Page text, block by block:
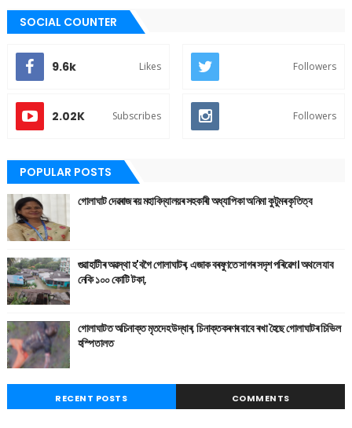
SOCIAL COUNTER
9.6k Likes Followers
2.02K Subscribes Followers
POPULAR POSTS
গোলাঘাট দেৱৰাজ ৰয় মহাবিদ্যালয়ৰ সহকাৰী অধ্যাপিকা অনিমা কুটুমৰ কৃতিত্ব
গুৱাহাটীৰ অৱস্থা হ'বগৈ গোলাঘাটৰ, এজাক বৰষুণতে সাগৰ সদৃশ পৰিৱেশ। অথলে যাব
নেকি ১০০ কোটি টকা,
গোলাঘাটত অচিনাক্ত মৃতদেহ উদ্ধাৰ, চিনাক্তকৰণৰ বাবে ৰখা হৈছে গোলাঘাটৰ চিভিল
হস্পিতালত
RECENT POSTS COMMENTS